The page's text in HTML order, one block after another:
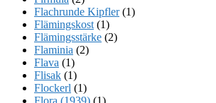
Flachrunde Kipfler(1)
Flämingskost (1)
Flämingsstärke (2)
Flaminia (2)
Flava (1)
Flisak (1)
Flockerl (1)
Flora (1939) (1)